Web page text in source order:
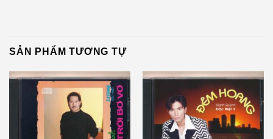
SẢN PHẨM TƯƠNG TỰ